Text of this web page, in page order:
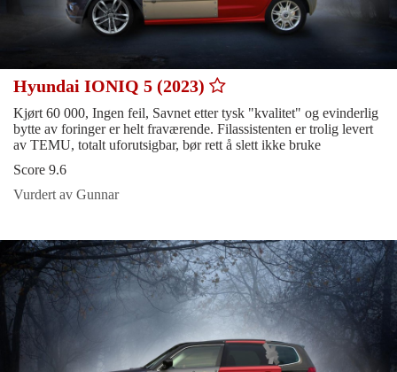
Hyundai IONIQ 5 (2023)
Kjørt 60 000, Ingen feil, Savnet etter tysk "kvalitet" og evinderlig
bytte av foringer er helt fraværende. Filassistenten er trolig levert
av TEMU, totalt uforutsigbar, bør rett å slett ikke bruke
Score 9.6
Vurdert av Gunnar